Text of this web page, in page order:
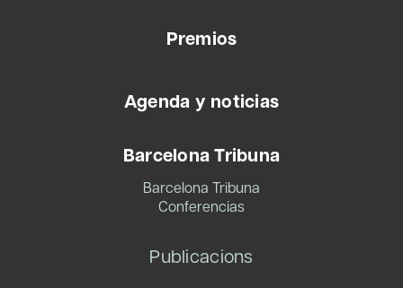
Premios
Agenda y noticias
Barcelona Tribuna
Barcelona Tribuna
Conferencias
Publicacions